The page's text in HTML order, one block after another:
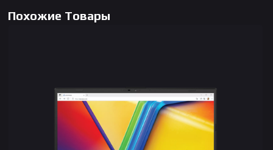
Похожие Товары